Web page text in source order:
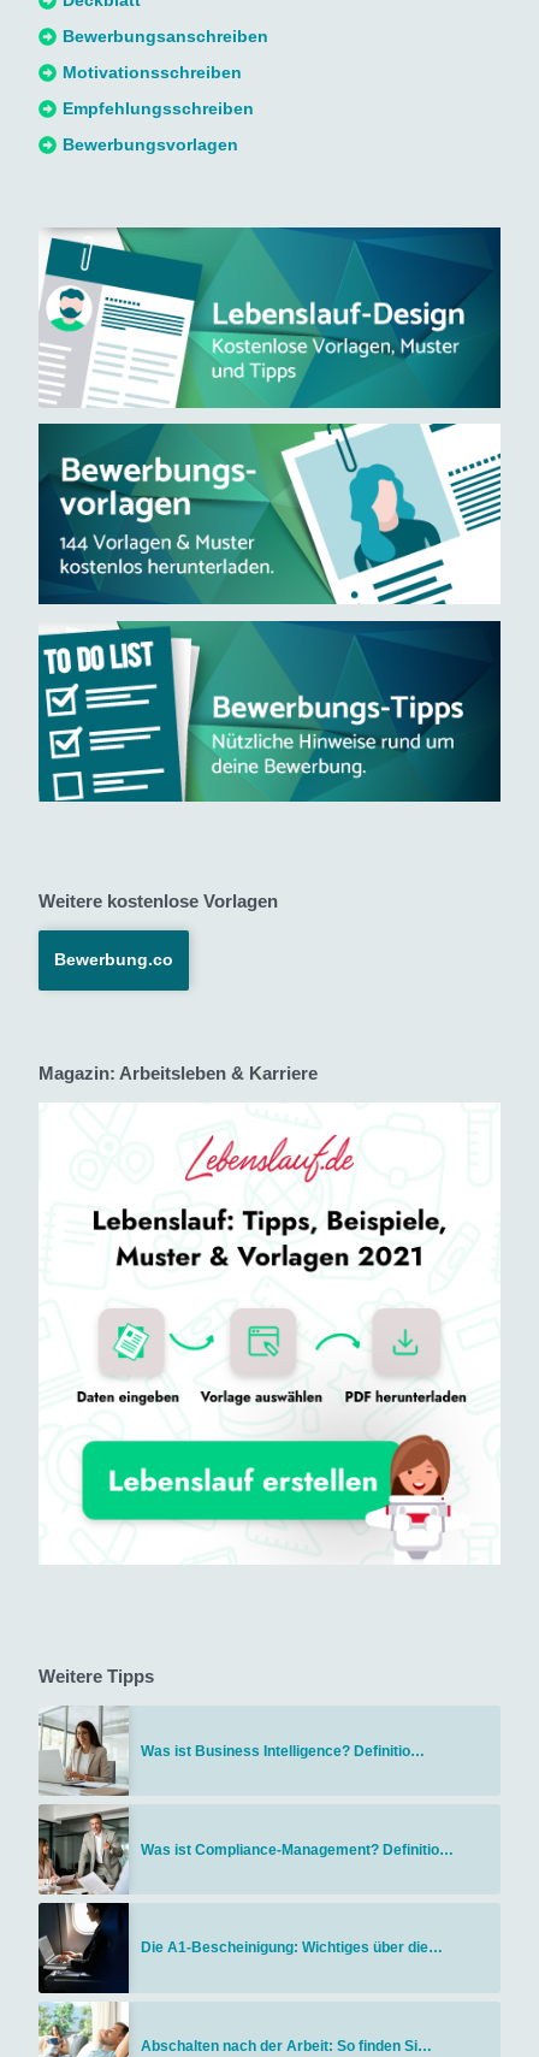
c
Bewerbungsanschreiben
Motivationsschreiben
Empfehlungsschreiben
Bewerbungsvorlagen
Weitere kostenlose Vorlagen
Bewerbung.co
Magazin: Arbeitsleben & Karriere
Weitere Tipps
Was ist Business Intelligence? Definitio…
Was ist Compliance-Management? Definitio…
Die A1-Bescheinigung: Wichtiges über die…
Abschalten nach der Arbeit: So finden Si…